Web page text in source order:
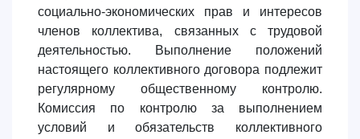
социально-экономических прав и интересов
членов коллектива, связанных с трудовой
деятельностью. Выполнение положений
настоящего коллективного договора подлежит
регулярному общественному контролю.
Комиссия по контролю за выполнением
условий и обязательств коллективного